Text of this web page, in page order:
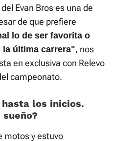
Evan Bros es una de
de que prefiere
lo de ser favorita o
la última carrera", nos
en exclusiva con Relevo
campeonato.
los inicios.
sueño?
motos y estuvo